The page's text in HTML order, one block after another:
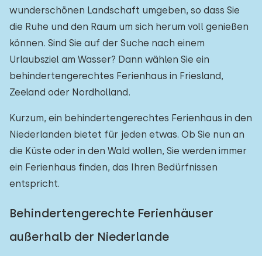
wunderschönen Landschaft umgeben, so dass Sie
die Ruhe und den Raum um sich herum voll genießen
können. Sind Sie auf der Suche nach einem
Urlaubsziel am Wasser? Dann wählen Sie ein
behindertengerechtes Ferienhaus in Friesland,
Zeeland oder Nordholland.
Kurzum, ein behindertengerechtes Ferienhaus in den
Niederlanden bietet für jeden etwas. Ob Sie nun an
die Küste oder in den Wald wollen, Sie werden immer
ein Ferienhaus finden, das Ihren Bedürfnissen
entspricht.
Behindertengerechte Ferienhäuser
außerhalb der Niederlande